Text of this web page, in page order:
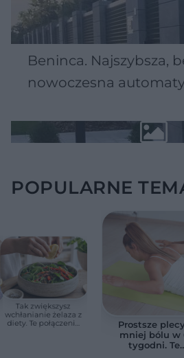
Beninca. Najszybsza,
nowoczesna
POPULARNE
Tak zwiększysz
wchłanianie żelaza z
diety. Te połączenia
Prostsze
mniej bólu w
tygodni. Te